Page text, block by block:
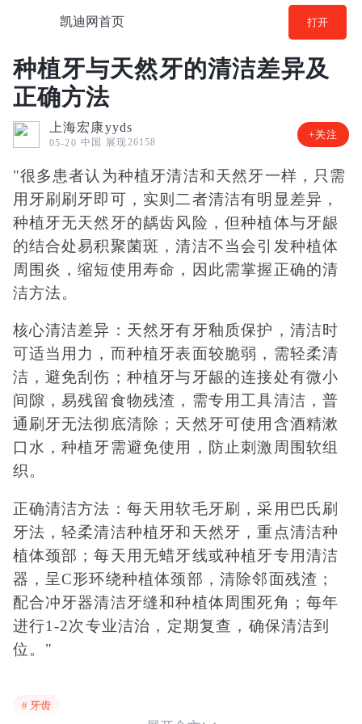
凯迪网首页 打开
种植牙与天然牙的清洁差异及
正确方法
上海宏康yyds
05-20 中国 展现26158
+关注
"很多患者认为种植牙清洁和天然牙一样，只需
用牙刷刷牙即可，实则二者清洁有明显差异，
种植牙无天然牙的龋齿风险，但种植体与牙龈
的结合处易积聚菌斑，清洁不当会引发种植体
周围炎，缩短使用寿命，因此需掌握正确的清
洁方法。
核心清洁差异：天然牙有牙釉质保护，清洁时
可适当用力，而种植牙表面较脆弱，需轻柔清
洁，避免刮伤；种植牙与牙龈的连接处有微小
间隙，易残留食物残渣，需专用工具清洁，普
通刷牙无法彻底清除；天然牙可使用含酒精漱
口水，种植牙需避免使用，防止刺激周围软组
织。
正确清洁方法：每天用软毛牙刷，采用巴氏刷
牙法，轻柔清洁种植牙和天然牙，重点清洁种
植体颈部；每天用无蜡牙线或种植牙专用清洁
器，呈C形环绕种植体颈部，清除邻面残渣；
配合冲牙器清洁牙缝和种植体周围死角；每年
进行1-2次专业洁治，定期复查，确保清洁到
位。"
# 牙齿